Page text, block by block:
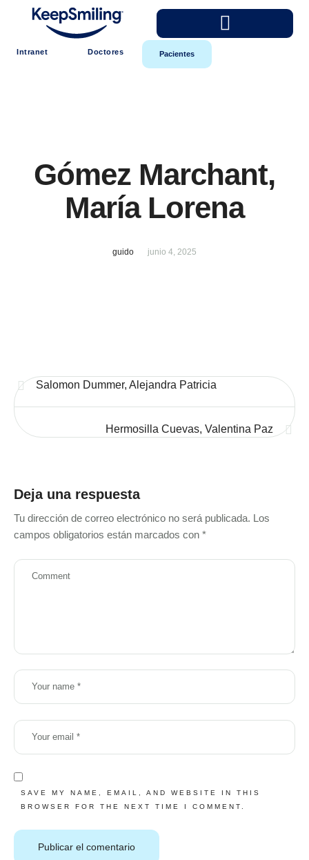
Intranet Doctores Pacientes
Gómez Marchant,
María Lorena
guido junio 4, 2025
Salomon Dummer, Alejandra Patricia
Hermosilla Cuevas, Valentina Paz
Deja una respuesta
Tu dirección de correo electrónico no será publicada. Los
campos obligatorios están marcados con *
SAVE MY NAME, EMAIL, AND WEBSITE IN THIS
BROWSER FOR THE NEXT TIME I COMMENT.